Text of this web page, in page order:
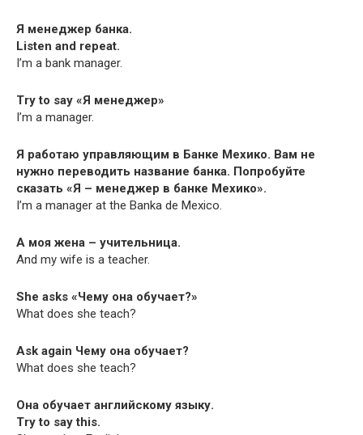
Я менеджер банка.
Lis­ten and repeat.
I’m a bank manager.
Try to say «Я менеджер»
I’m a manager.
Я работаю управляющим в Банке Мехико. Вам не
нужно переводить название банка. Попробуйте
сказать «Я – менеджер в банке Мехико».
I’m a man­ag­er at the Ban­ka de Mexico.
А моя жена – учительница.
And my wife is a teacher.
She asks «Чему она обучает?»
What does she teach?
Ask again Чему она обучает?
What does she teach?
Она обучает английскому языку.
Try to say this.